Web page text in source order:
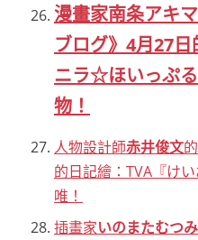
漫畫家南条アキ
ブログ》4月27
ニラ☆ほいっぷ
物！
人物設計師赤井俊文
的日記繪：TVA『け
唯！
插畫家いのまたむつみ